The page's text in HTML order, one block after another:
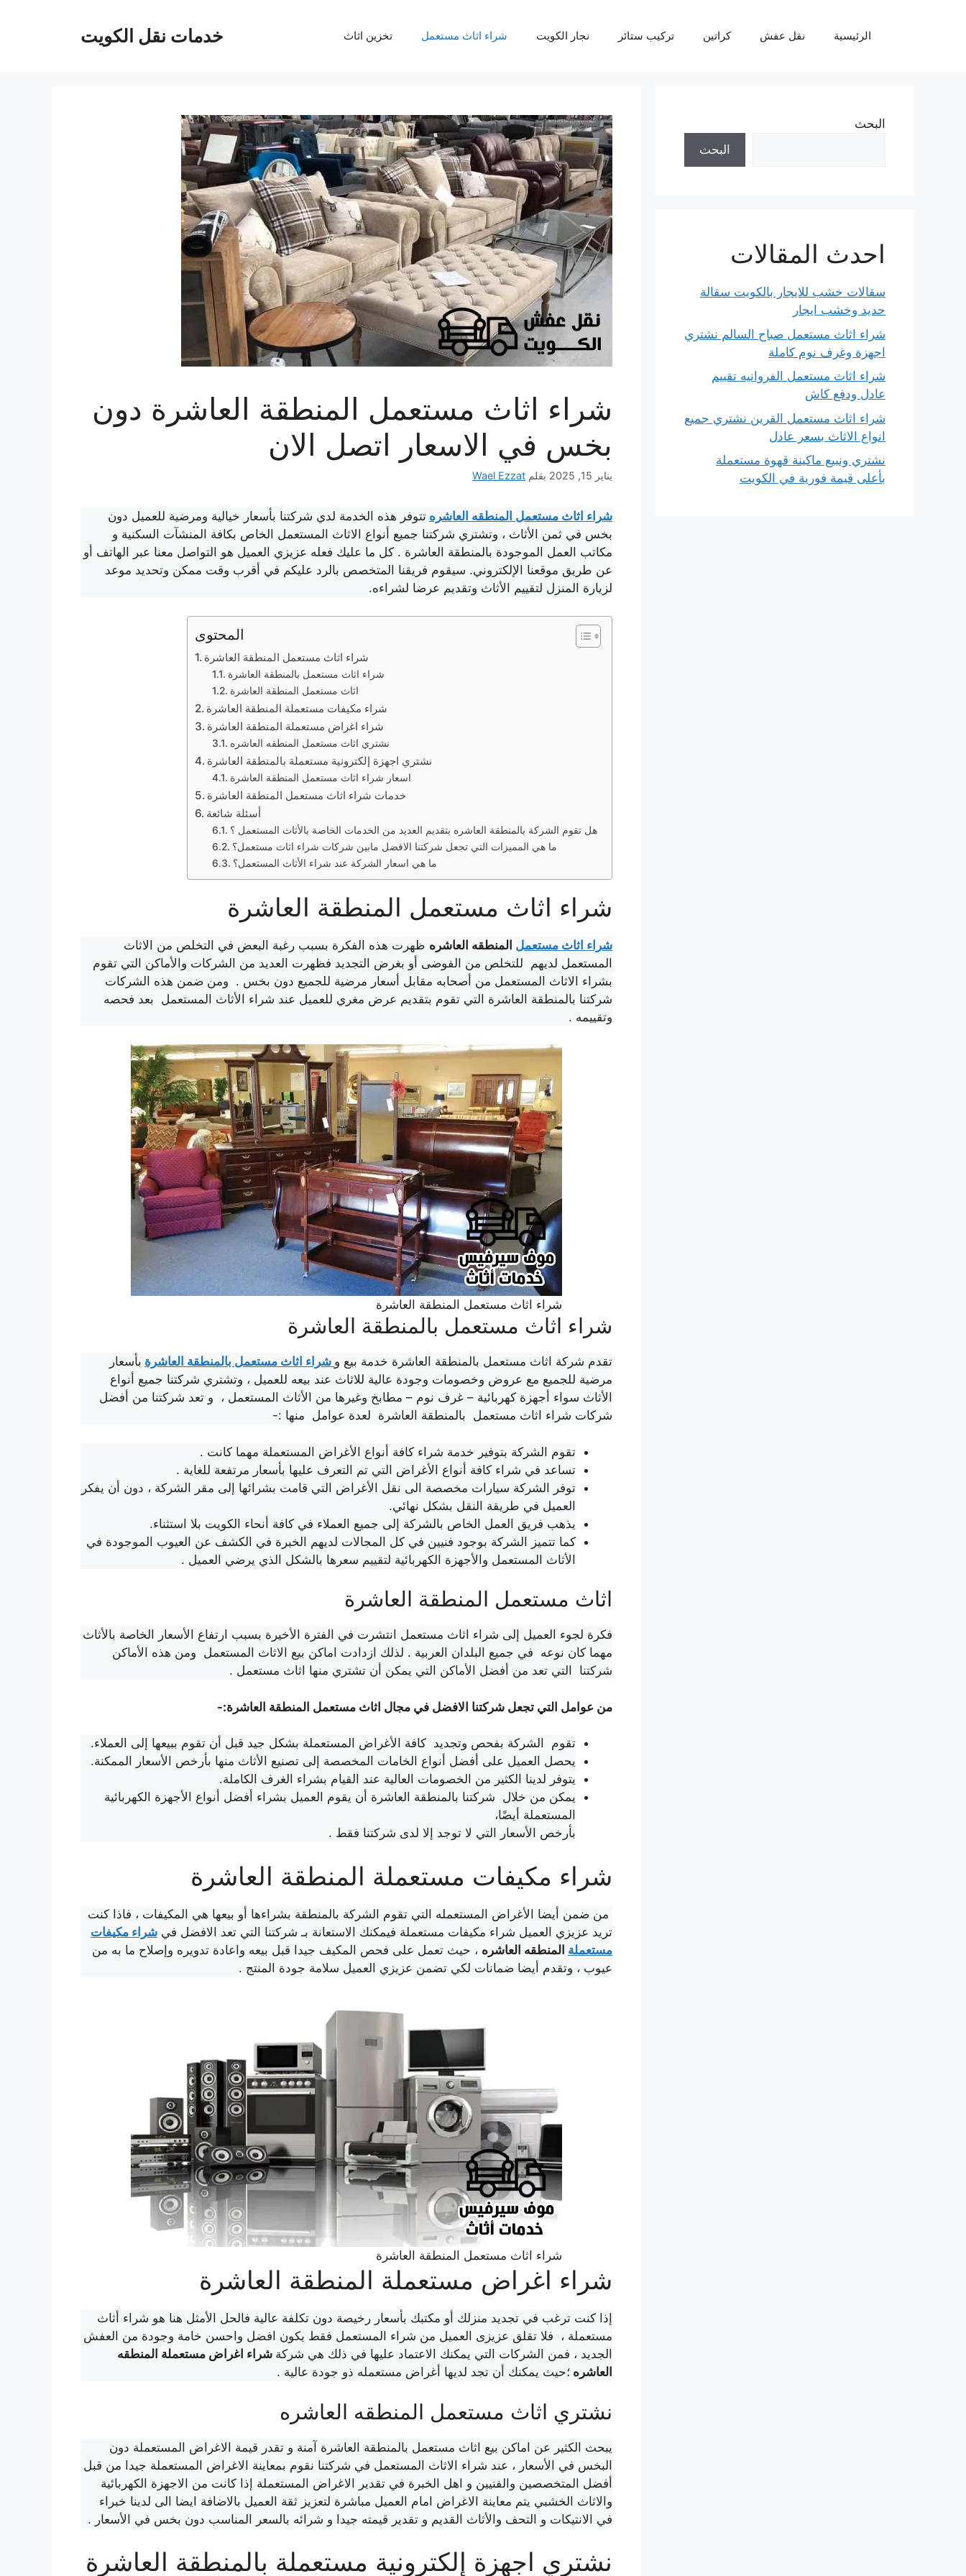
خدمات نقل الكويت الرئيسية نقل عفش كراتين تركيب ستائر نجار الكويت شراء اثاث مستعمل تخزين اثاث
شراء اثاث مستعمل المنطقة العاشرة دون
بخس في الاسعار اتصل الان
يناير 15, 2025 بقلم Wael Ezzat
شراء اثاث مستعمل المنطقه العاشره تتوفر هذه الخدمة لدي شركتنا بأسعار خيالية ومرضية للعميل دون
بخس في ثمن الأثاث ، وتشتري شركتنا جميع أنواع الاثاث المستعمل الخاص بكافة المنشآت السكنية و
مكاتب العمل الموجودة بالمنطقة العاشرة . كل ما عليك فعله عزيزي العميل هو التواصل معنا عبر الهاتف أو
عن طريق موقعنا الإلكتروني. سيقوم فريقنا المتخصص بالرد عليكم في أقرب وقت ممكن وتحديد موعد
لزيارة المنزل لتقييم الأثاث وتقديم عرضا لشراءه.
المحتوى
شراء اثاث مستعمل المنطقة العاشرة
شراء اثاث مستعمل بالمنطقة العاشرة
اثاث مستعمل المنطقة العاشرة
شراء مكيفات مستعملة المنطقة العاشرة
شراء اغراض مستعملة المنطقة العاشرة
نشتري اجهزة إلكترونية مستعملة بالمنطقة العاشرة
اسعار شراء اثاث مستعمل المنطقة العاشرة
هل تقوم الشركة بالمنطقة العاشره بتقديم العديد من الخدمات الخاصة بالأثاث المستعمل ؟
ما هي المميزات التي تجعل شركتنا الافضل مابين شركات شراء اثاث مستعمل؟
ما هي اسعار الشركة عند شراء الأثاث المستعمل؟
شراء اثاث مستعمل المنطقة العاشرة
شراء اثاث مستعمل المنطقه العاشره ظهرت هذه الفكرة بسبب رغبة البعض في التخلص من الاثاث
المستعمل لديهم للتخلص من الفوضى أو بغرض التجديد فظهرت العديد من الشركات والأماكن التي تقوم
بشراء الاثاث المستعمل من أصحابه مقابل أسعار مرضية للجميع دون بخس . ومن ضمن هذه الشركات
شركتنا بالمنطقة العاشرة التي تقوم بتقديم عرض مغري للعميل عند شراء الأثاث المستعمل بعد فحصه
وتقييمه .
شراء اثاث مستعمل المنطقة العاشرة
شراء اثاث مستعمل بالمنطقة العاشرة
تقدم شركة اثاث مستعمل بالمنطقة العاشرة خدمة بيع و شراء اثاث مستعمل بالمنطقة العاشرة بأسعار
مرضية للجميع مع عروض وخصومات وجودة عالية للاثاث عند بيعه للعميل ، وتشتري شركتنا جميع أنواع
الأثاث سواء أجهزة كهربائية – غرف نوم – مطابخ وغيرها من الأثاث المستعمل ، و تعد شركتنا من أفضل
شركات شراء اثاث مستعمل بالمنطقة العاشرة لعدة عوامل منها :-
تقوم الشركة بتوفير خدمة شراء كافة أنواع الأغراض المستعملة مهما كانت .
تساعد في شراء كافة أنواع الأغراض التي تم التعرف عليها بأسعار مرتفعة للغاية .
توفر الشركة سيارات مخصصة الى نقل الأغراض التي قامت بشرائها إلى مقر الشركة ، دون أن يفكر
العميل في طريقة النقل بشكل نهائي.
يذهب فريق العمل الخاص بالشركة إلى جميع العملاء في كافة أنحاء الكويت بلا استثناء.
كما تتميز الشركة بوجود فنيين في كل المجالات لديهم الخبرة في الكشف عن العيوب الموجودة في
الأثاث المستعمل والأجهزة الكهربائية لتقييم سعرها بالشكل الذي يرضي العميل .
اثاث مستعمل المنطقة العاشرة
فكرة لجوء العميل إلى شراء اثاث مستعمل انتشرت في الفترة الأخيرة بسبب ارتفاع الأسعار الخاصة بالأثاث
مهما كان نوعه في جميع البلدان العربية . لذلك ازدادت اماكن بيع الاثاث المستعمل ومن هذه الأماكن
شركتنا التي تعد من أفضل الأماكن التي يمكن أن تشتري منها اثاث مستعمل .
من عوامل التي تجعل شركتنا الافضل في مجال اثاث مستعمل المنطقة العاشرة:-
تقوم الشركة بفحص وتجديد كافة الأغراض المستعملة بشكل جيد قبل أن تقوم ببيعها إلى العملاء.
يحصل العميل على أفضل أنواع الخامات المخصصة إلى تصنيع الأثاث منها بأرخص الأسعار الممكنة.
يتوفر لدينا الكثير من الخصومات العالية عند القيام بشراء الغرف الكاملة.
يمكن من خلال شركتنا بالمنطقة العاشرة أن يقوم العميل بشراء أفضل أنواع الأجهزة الكهربائية
المستعملة أيضًا،
بأرخص الأسعار التي لا توجد إلا لدى شركتنا فقط .
شراء مكيفات مستعملة المنطقة العاشرة
من ضمن أيضا الأغراض المستعمله التي تقوم الشركة بالمنطقة بشراءها أو بيعها هي المكيفات ، فاذا كنت
تريد عزيزي العميل شراء مكيفات مستعملة فيمكنك الاستعانة بـ شركتنا التي تعد الافضل في شراء مكيفات
مستعملة المنطقه العاشره ، حيث تعمل على فحص المكيف جيدا قبل بيعه واعادة تدويره وإصلاح ما به من
عيوب ، وتقدم أيضا ضمانات لكي تضمن عزيزي العميل سلامة جودة المنتج .
شراء اثاث مستعمل المنطقة العاشرة
شراء اغراض مستعملة المنطقة العاشرة
إذا كنت ترغب في تجديد منزلك أو مكتبك بأسعار رخيصة دون تكلفة عالية فالحل الأمثل هنا هو شراء أثاث
مستعملة ، فلا تقلق عزيزى العميل من شراء المستعمل فقط يكون افضل واحسن خامة وجودة من العفش
الجديد ، فمن الشركات التي يمكنك الاعتماد عليها في ذلك هي شركة شراء اغراض مستعملة المنطقه
العاشره ؛حيث يمكنك أن تجد لديها أغراض مستعمله ذو جودة عالية .
نشتري اثاث مستعمل المنطقه العاشره
يبحث الكثير عن اماكن بيع اثاث مستعمل بالمنطقة العاشرة آمنة و تقدر قيمة الاغراض المستعملة دون
البخس في الأسعار ، عند شراء الاثاث المستعمل في شركتنا نقوم بمعاينة الاغراض المستعملة جيدا من قبل
أفضل المتخصصين والفنيين و اهل الخبرة في تقدير الاغراض المستعملة إذا كانت من الاجهزة الكهربائية
والاثاث الخشبي يتم معاينة الاغراض امام العميل مباشرة لتعزيز ثقة العميل بالاضافة ايضا الى لدينا خبراء
في الانتيكات و التحف والأثاث القديم و تقدير قيمته جيدا و شرائه بالسعر المناسب دون بخس في الأسعار .
نشتري اجهزة إلكترونية مستعملة بالمنطقة العاشرة
البحث
البحث
احدث المقالات
سقالات خشب للايجار بالكويت سقالة
حديد وخشب ايجار
شراء اثاث مستعمل صباح السالم نشتري
اجهزة وغرف نوم كاملة
شراء اثاث مستعمل الفروانيه تقييم
عادل ودفع كاش
شراء اثاث مستعمل القرين نشتري جميع
انواع الاثاث بسعر عادل
نشتري ونبيع ماكينة قهوة مستعملة
بأعلى قيمة فورية في الكويت